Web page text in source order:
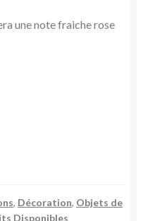
une note fraiche rose
, Décoration, Objets de
Disponibles